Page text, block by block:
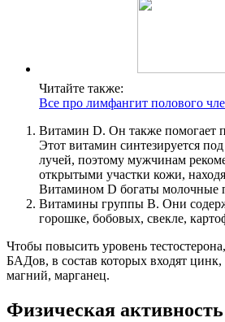
Читайте также:
Все про лимфангит полового
Витамин D. Он также помогает
Этот витамин синтезируется
лучей, поэтому мужчинам
открытыми участки кожи,
Витамином D богаты молочные
Витамины группы В. Они
горошке, бобовых, свекле,
Чтобы повысить уровень
БАДов, в состав которых входят цинк,
магний, марганец.
Физическая активность